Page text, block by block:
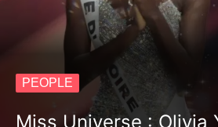
PEOPLE
Miss Universe : Olivia